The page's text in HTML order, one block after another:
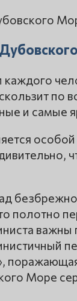
по
и самые
полотно
важны
Море